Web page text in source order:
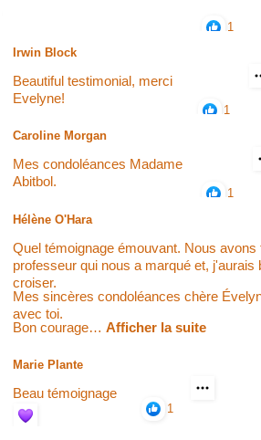
1
Irwin Block
Beautiful testimonial, merci
Evelyne!
1
Caroline Morgan
Mes condoléances Madame
Abitbol.
1
Hélène O'Hara
Quel témoignage émouvant. Nous avons
professeur qui nous a marqué et, j'aurais
croiser.
Mes sincères condoléances chère
avec toi.
Bon courage… Afficher la suite
Marie Plante
Beau témoignage
1